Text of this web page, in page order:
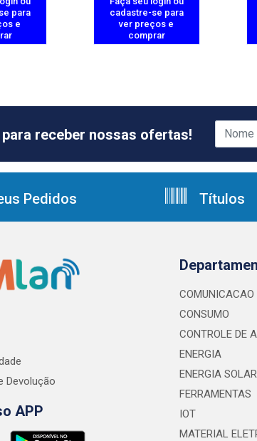
para
e
cadastre-se para
ver preços e
comprar
receber nossas ofertas!
Pedidos Títulos
Devolução
APP
COMUNICACAO
CONSUMO
CONTROLE DE
ENERGIA
ENERGIA SOLAR
FERRAMENTAS
IOT
MATERIAL